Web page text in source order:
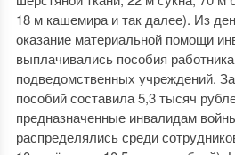
18 м кашемира и так далее). Из
оказание материальной помощи
выплачивались пособия
подведомственных учреждений.
пособий составила 5,3 тысяч
предназначенные инвалидам
распределялись среди